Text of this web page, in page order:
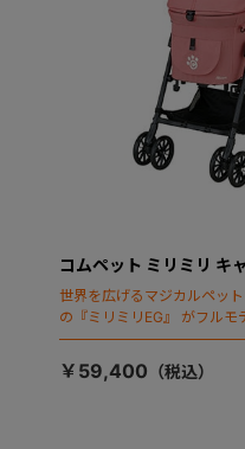
コムペット ミリミリ キ
世界を広げるマジカルペッ
の『ミリミリEG』 がフルモ
「マジカルフォールディン
￥59,400